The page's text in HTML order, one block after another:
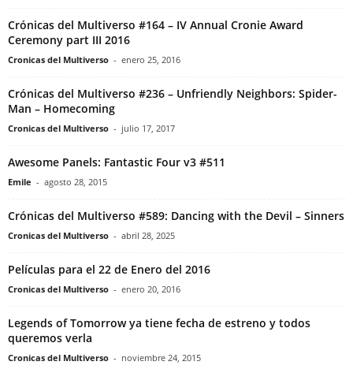
Crónicas del Multiverso #164 – IV Annual Cronie Award
Ceremony part III 2016
Cronicas del Multiverso - enero 25, 2016
Crónicas del Multiverso #236 – Unfriendly Neighbors: Spider-
Man – Homecoming
Cronicas del Multiverso - julio 17, 2017
Awesome Panels: Fantastic Four v3 #511
Emile - agosto 28, 2015
Crónicas del Multiverso #589: Dancing with the Devil – Sinners
Cronicas del Multiverso - abril 28, 2025
Películas para el 22 de Enero del 2016
Cronicas del Multiverso - enero 20, 2016
Legends of Tomorrow ya tiene fecha de estreno y todos
queremos verla
Cronicas del Multiverso - noviembre 24, 2015